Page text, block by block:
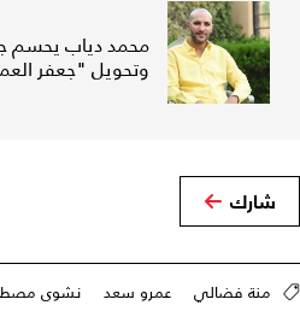
وتحويل "جعفر
شارك
منة فضالي عمرو سعد نشوى